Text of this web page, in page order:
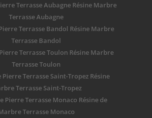
Terrasse Aubagne Résine Marbre
Terrasse Aubagne
Terrasse Bandol Résine Marbre
Terrasse Bandol
Terrasse Toulon Résine Marbre
Terrasse Toulon
Terrasse Saint-Tropez Résine
Terrasse Saint-Tropez
Pierre Terrasse Monaco Résine de
Terrasse Monaco